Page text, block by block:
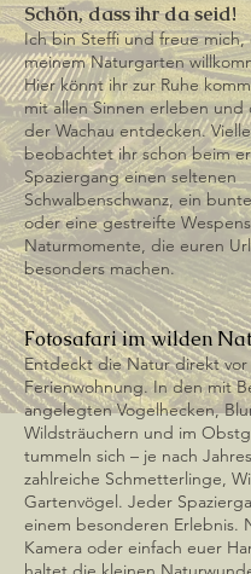
Schön, dass ihr da seid!
Ich bin Steffi und freue mich,
meinem Naturgarten
Hier könnt ihr zur Ruhe
mit allen Sinnen erleben und
der Wachau entdecken.
beobachtet ihr schon beim
Spaziergang einen seltenen
Schwalbenschwanz, ein
oder eine gestreifte
Naturmomente, die euren
besonders machen.
Fotosafari im wilden
Entdeckt die Natur direkt
Ferienwohnung. In den mit
angelegten Vogelhecken,
Wildsträuchern und im
tummeln sich – je nach
zahlreiche Schmetterlinge,
Gartenvögel. Jeder
einem besonderen Erlebnis.
Kamera oder einfach euer